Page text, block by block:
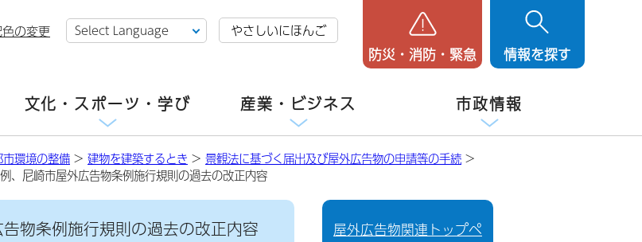
の変更 やさしいにほんご
防災・消防・緊急 情報を探す
文化・スポーツ・学び 産業・ビジネス 市政情報
市環境の整備 > 建物を建築するとき > 景観法に基づく届出及び屋外広告物の申請等の手続 >
尼崎市屋外広告物条例施行規則の過去の改正内容
物条例施行規則の過去の改正内容
屋外広告物関連トップペ